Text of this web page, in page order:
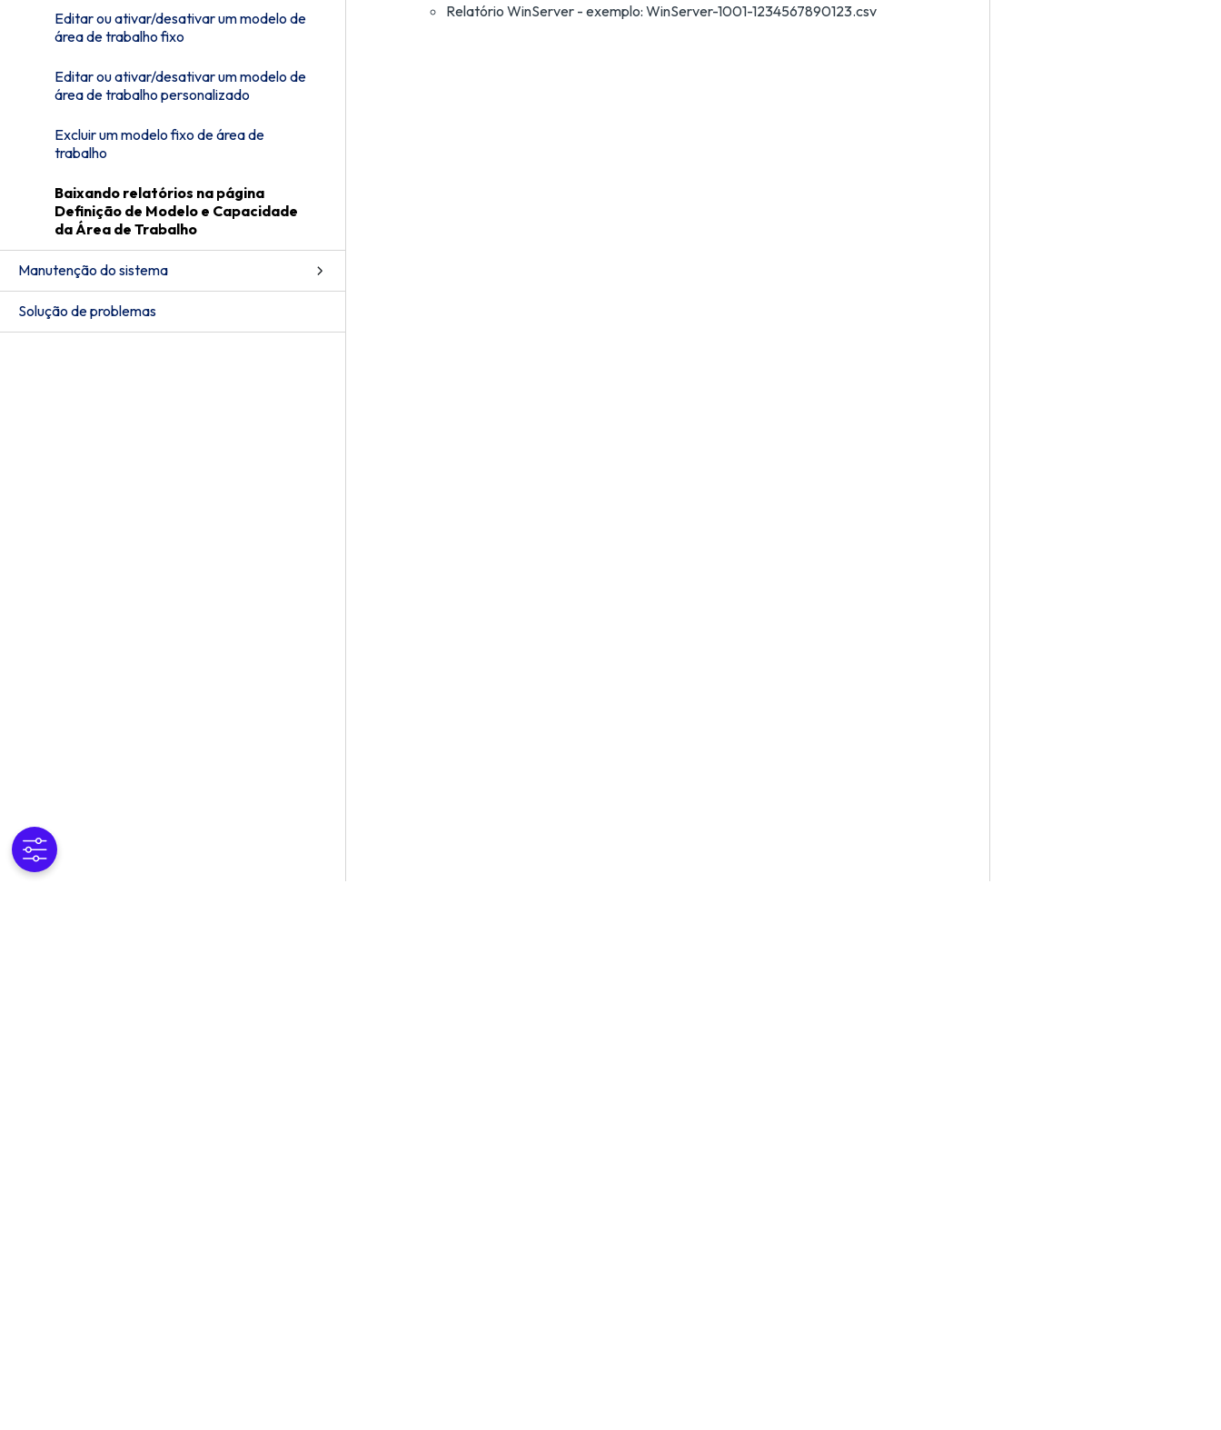
Editar ou ativar/desativar um modelo de
área de trabalho fixo
Editar ou ativar/desativar um modelo de
área de trabalho personalizado
Excluir um modelo fixo de área de
trabalho
Baixando relatórios na página
Definição de Modelo e Capacidade
da Área de Trabalho
Manutenção do sistema
Solução de problemas
Relatório WinServer - exemplo: WinServer-1001-1234567890123.csv